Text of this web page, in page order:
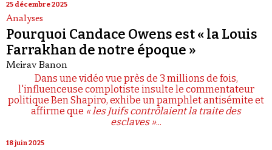
25 décembre 2025
Analyses
Pourquoi Candace Owens est « la Louis
Farrakhan de notre époque »
Meirav Banon
Dans une vidéo vue près de 3 millions de fois,
l'influenceuse complotiste insulte le commentateur
politique Ben Shapiro, exhibe un pamphlet antisémite et
affirme que « les Juifs contrôlaient la traite des
esclaves »...
18 juin 2025